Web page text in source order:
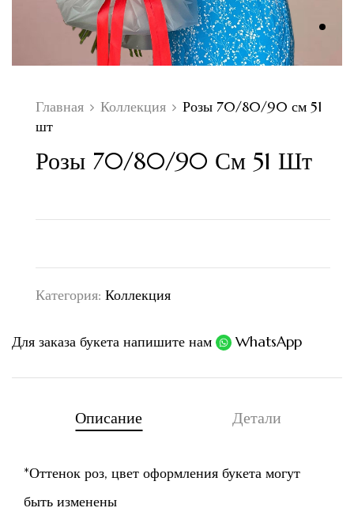
Главная Коллекция
Розы 70/80/90 см 51
шт
Розы 70/80/90 См 51 Шт
Категория: Коллекция
Для заказа букета напишите нам WhatsApp
Описание Детали
*Оттенок роз, цвет оформления букета могут
быть изменены